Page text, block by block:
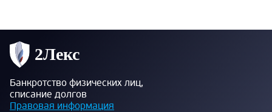
Банкротство физических лиц,
списание долгов
Правовая информация